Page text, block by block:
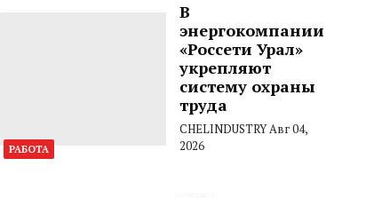
РАБОТА
В
энергокомпании
«Россети Урал»
укрепляют
систему охраны
труда
CHELINDUSTRYАвг 04,
2026